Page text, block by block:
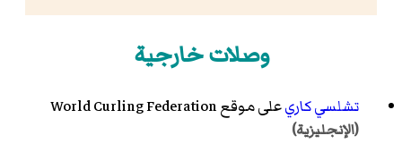
وصلات خارجية
تشلسي كاريعلى موقعWorld Curling Federation
(الإنجليزية)